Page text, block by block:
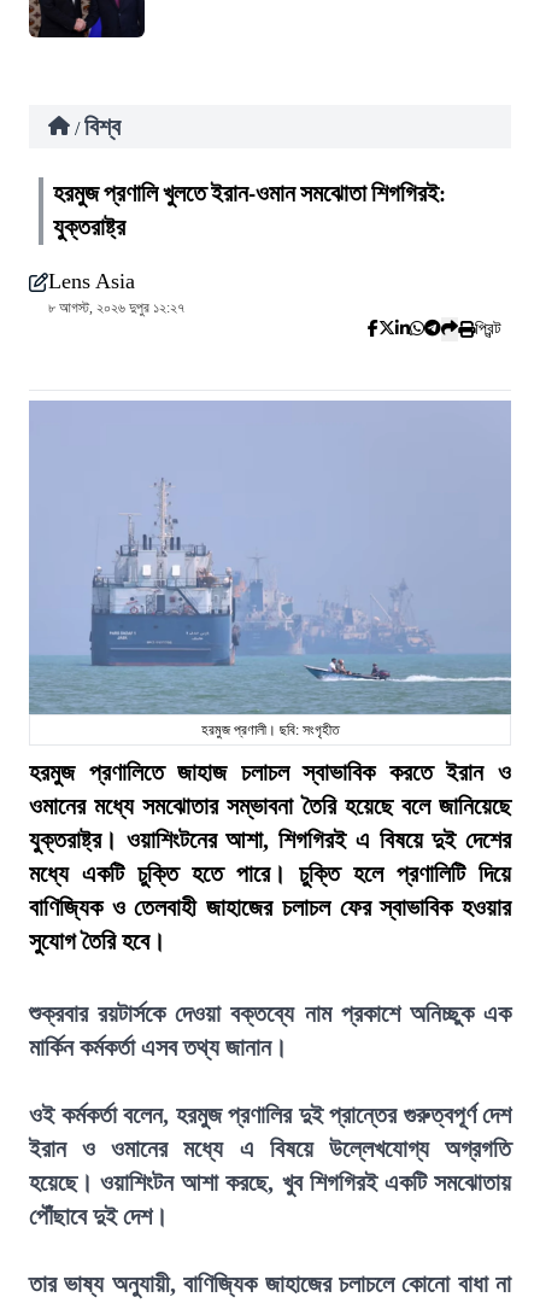
/ বিশ্ব
হরমুজ প্রণালি খুলতে ইরান-ওমান সমঝোতা শিগগিরই:
যুক্তরাষ্ট্র
Lens Asia
৮ আগস্ট, ২০২৬ দুপুর ১২:২৭
প্রিন্ট
হরমুজ প্রণালী। ছবি: সংগৃহীত
হরমুজ প্রণালিতে জাহাজ চলাচল স্বাভাবিক করতে ইরান ও
ওমানের মধ্যে সমঝোতার সম্ভাবনা তৈরি হয়েছে বলে জানিয়েছে
যুক্তরাষ্ট্র। ওয়াশিংটনের আশা, শিগগিরই এ বিষয়ে দুই দেশের
মধ্যে একটি চুক্তি হতে পারে। চুক্তি হলে প্রণালিটি দিয়ে
বাণিজ্যিক ও তেলবাহী জাহাজের চলাচল ফের স্বাভাবিক হওয়ার
সুযোগ তৈরি হবে।
শুক্রবার রয়টার্সকে দেওয়া বক্তব্যে নাম প্রকাশে অনিচ্ছুক এক
মার্কিন কর্মকর্তা এসব তথ্য জানান।
ওই কর্মকর্তা বলেন, হরমুজ প্রণালির দুই প্রান্তের গুরুত্বপূর্ণ দেশ
ইরান ও ওমানের মধ্যে এ বিষয়ে উল্লেখযোগ্য অগ্রগতি
হয়েছে। ওয়াশিংটন আশা করছে, খুব শিগগিরই একটি সমঝোতায়
পৌঁছাবে দুই দেশ।
তার ভাষ্য অনুযায়ী, বাণিজ্যিক জাহাজের চলাচলে কোনো বাধা না